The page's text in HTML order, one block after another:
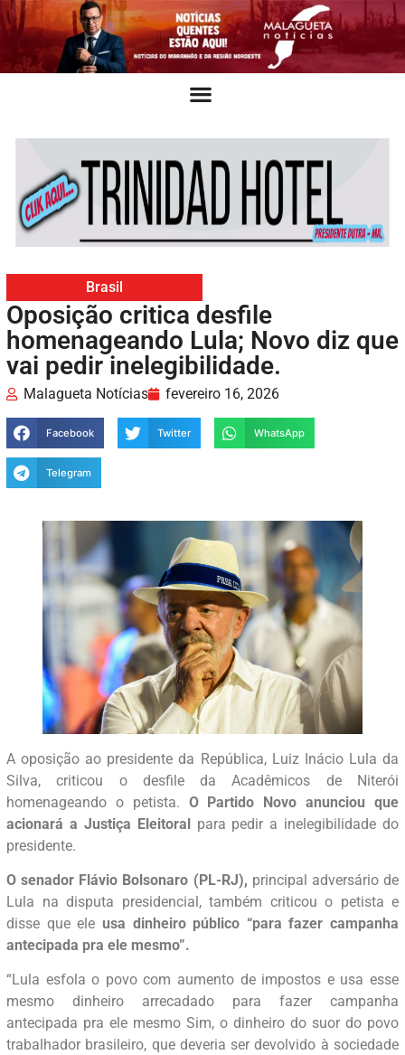
Brasil
Oposição critica desfile
homenageando Lula; Novo diz que
vai pedir inelegibilidade.
Malagueta Notícias fevereiro 16, 2026
Facebook Twitter WhatsApp
Telegram
A oposição ao presidente da República, Luiz Inácio Lula da
Silva, criticou o desfile da Acadêmicos de Niterói
homenageando o petista. O Partido Novo anunciou que
acionará a Justiça Eleitoralpara pedir a inelegibilidade do
presidente.
O senador Flávio Bolsonaro (PL-RJ), principal adversário de
Lula na disputa presidencial, também criticou o petista e
disse que ele usa dinheiro público “para fazer campanha
antecipada pra ele mesmo”.
“Lula esfola o povo com aumento de impostos e usa esse
mesmo dinheiro arrecadado para fazer campanha
antecipada pra ele mesmo Sim, o dinheiro do suor do povo
trabalhador brasileiro, que deveria ser devolvido à sociedade